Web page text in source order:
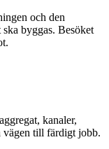
och den
byggas. Besöket
kanaler,
vägen till färdigt jobb.